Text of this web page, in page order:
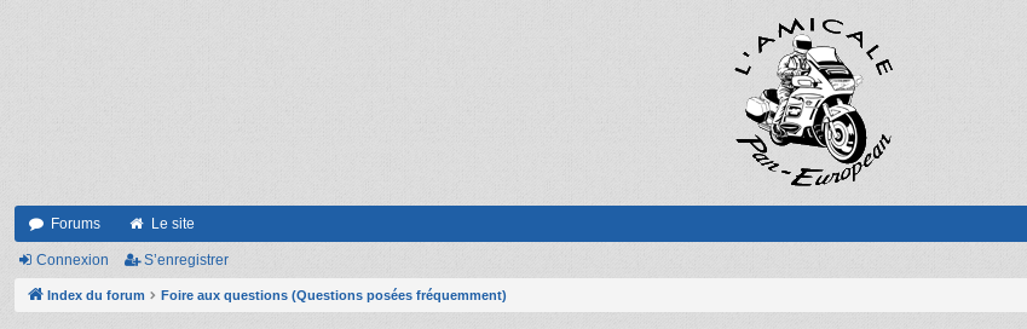
Forums Le site
Connexion S’enregistrer
Index du forum Foire aux questions (Questions posées fréquemment)